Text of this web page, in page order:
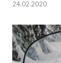
24.02.2020